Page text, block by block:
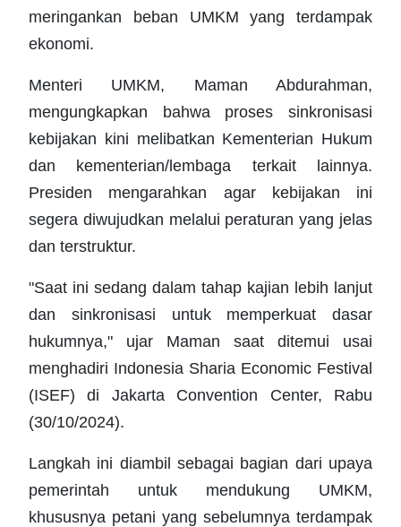
meringankan beban UMKM yang terdampak
ekonomi.
Menteri UMKM, Maman Abdurahman,
mengungkapkan bahwa proses sinkronisasi
kebijakan kini melibatkan Kementerian Hukum
dan kementerian/lembaga terkait lainnya.
Presiden mengarahkan agar kebijakan ini
segera diwujudkan melalui peraturan yang jelas
dan terstruktur.
"Saat ini sedang dalam tahap kajian lebih lanjut
dan sinkronisasi untuk memperkuat dasar
hukumnya," ujar Maman saat ditemui usai
menghadiri Indonesia Sharia Economic Festival
(ISEF) di Jakarta Convention Center, Rabu
(30/10/2024).
Langkah ini diambil sebagai bagian dari upaya
pemerintah untuk mendukung UMKM,
khususnya petani yang sebelumnya terdampak